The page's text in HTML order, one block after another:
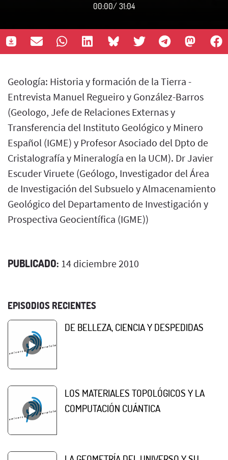
00:00/ 31:04
Geología: Historia y formación de la Tierra -
Entrevista Manuel Regueiro y González-Barros
(Geologo, Jefe de Relaciones Externas y
Transferencia del Instituto Geológico y Minero
Español (IGME) y Profesor Asociado del Dpto de
Cristalografía y Mineralogía en la UCM). Dr Javier
Escuder Viruete (Geólogo, Investigador del Área
de Investigación del Subsuelo y Almacenamiento
Geológico del Departamento de Investigación y
Prospectiva Geocientífica (IGME))
PUBLICADO: 14 diciembre 2010
EPISODIOS RECIENTES
DE BELLEZA, CIENCIA Y DESPEDIDAS
LOS MATERIALES TOPOLÓGICOS Y LA
COMPUTACIÓN CUÁNTICA